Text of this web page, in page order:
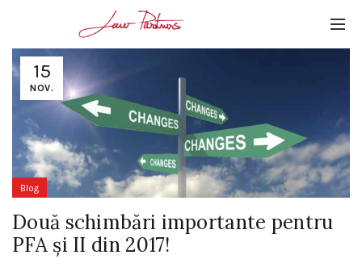
15
NOV.
Blog
Două schimbări importante pentru
PFA și II din 2017!